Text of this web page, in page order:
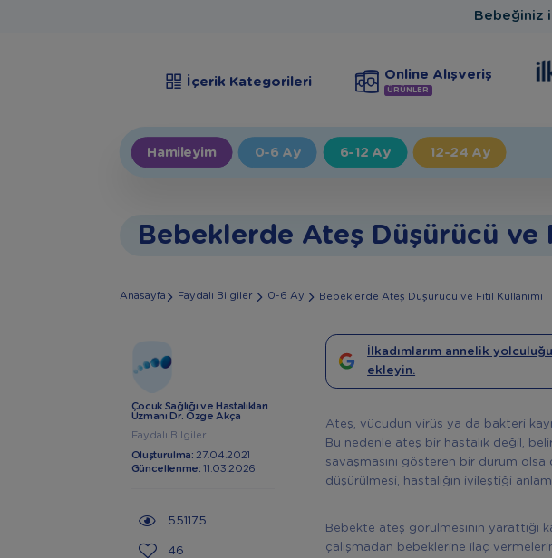
Bebeğiniz
İçerik Kategorileri
Online Alışveriş
ÜRÜNLER
Hamileyim 0-6 Ay 6-12 Ay 12-24 Ay
Bebeklerde Ateş Düşürücü ve
Anasayfa Faydalı Bilgiler 0-6 Ay Bebeklerde Ateş Düşürücü ve Fitil Kullanımı
Çocuk Sağlığı ve Hastalıkları
Uzmanı Dr. Özge Akça
Faydalı Bilgiler
Oluşturulma: 27.04.2021
Güncellenme:11.03.2026
551175
46
İlkadımlarım annelik
ekleyin.
Ateş, vücudun virüs ya da bakteri
Bu nedenle ateş bir hastalık değil,
savaşmasını gösteren bir durum
düşürülmesi, hastalığın iyileştiği
Bebekte ateş görülmesinin yarattığı
çalışmadan bebeklerine ilaç